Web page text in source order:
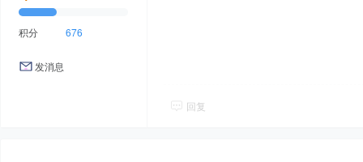
积分 676
发消息
回复